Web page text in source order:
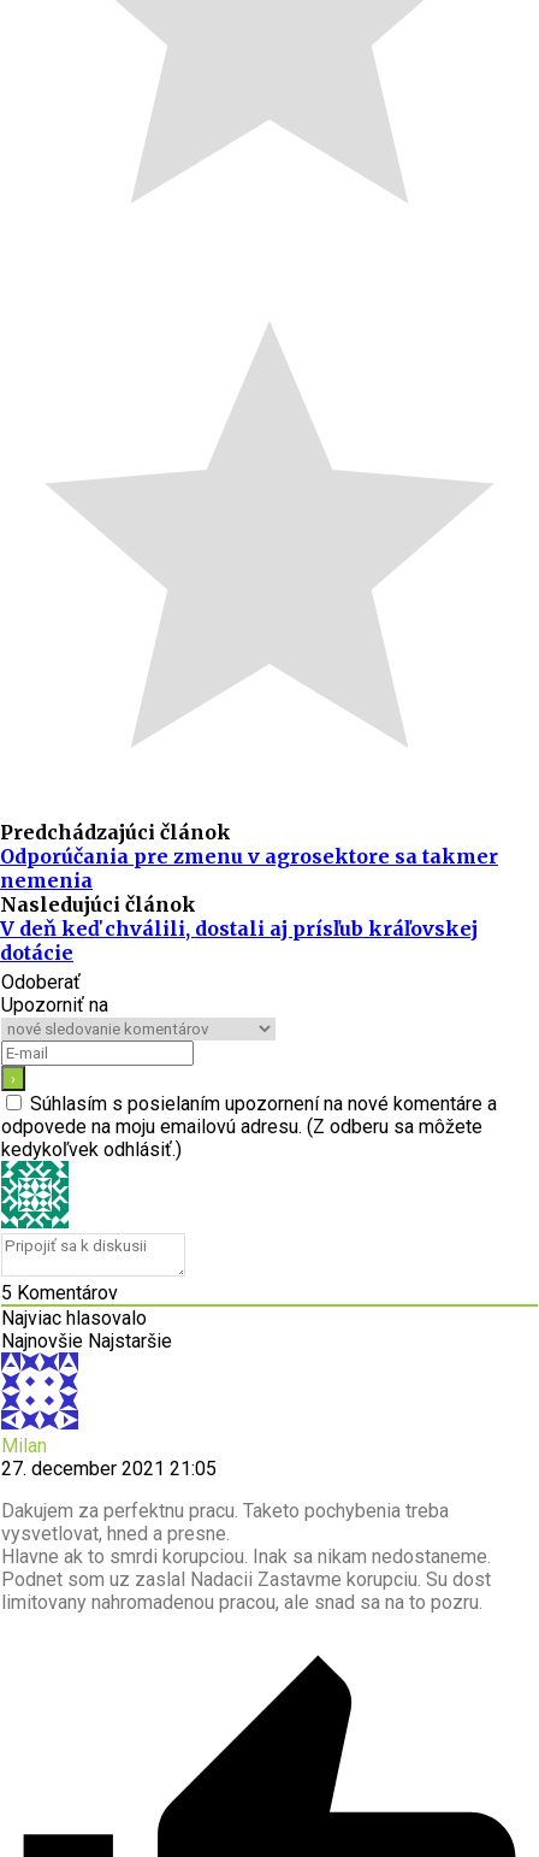
Predchádzajúci článok
Odporúčania pre zmenu v agrosektore sa takmer
nemenia
Nasledujúci článok
V deň keď chválili, dostali aj prísľub kráľovskej
dotácie
Odoberať
Upozorniť na
Súhlasím s posielaním upozornení na nové komentáre a
odpovede na moju emailovú adresu. (Z odberu sa môžete
kedykoľvek odhlásiť.)
5 Komentárov
Najviac hlasovalo
Najnovšie Najstaršie
Milan
27. december 2021 21:05
Dakujem za perfektnu pracu. Taketo pochybenia treba
vysvetlovat, hned a presne.
Hlavne ak to smrdi korupciou. Inak sa nikam nedostaneme.
Podnet som uz zaslal Nadacii Zastavme korupciu. Su dost
limitovany nahromadenou pracou, ale snad sa na to pozru.